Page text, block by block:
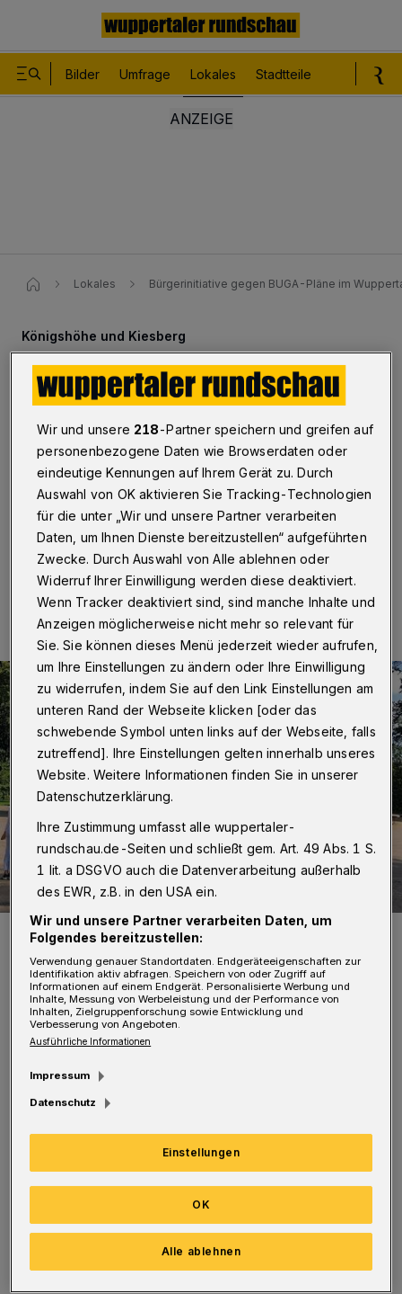
Bilder Umfrage Lokales Stadtteile
Lokales Bürgerinitiative gegen BUGA-Pläne im
Königshöhe und Kiesberg
Bürgerinitiative gegen BUGA-
Pläne im Westen
Wuppertal·In Wuppertal hat sich eine „Bürgerinitiative
zum Schutz der Königshöhe / des Kiesbergs“
gegründet. Ziel ist, die Bereiche aus den Plänen für eine
Bundesgartenschau in Wuppertal zu streichen.
21.09.2021 , 17:39 Uhr Eine Minute Lesezeit
Der Von der Heydt-Turm vor der Königshöhe auf dem Kiesberg.
„Die Einbeziehung des Areals bringt
erhebliche Eingriffe in Fauna und Flora mit
Zerstörung des historischen Waldparks
führen. Zusätzlich entstehen den Wuppertaler
Bürgerinnen und Bürgern im Nachgang
finanzielle Mehrkosten durch Brücken- und
Parkinstandhaltung, die nicht durch das
Wir und unsere 218-Partner speichern und greifen auf
personenbezogene Daten wie Browserdaten oder
eindeutige Kennungen auf Ihrem Gerät zu. Durch
Auswahl von OK aktivieren Sie Tracking-Technologien
für die unter „Wir und unsere Partner verarbeiten
Daten, um Ihnen Dienste bereitzustellen“ aufgeführten
Zwecke. Durch Auswahl von Alle ablehnen oder
Widerruf Ihrer Einwilligung werden diese deaktiviert.
Wenn Tracker deaktiviert sind, sind manche Inhalte und
Anzeigen möglicherweise nicht mehr so relevant für
Sie. Sie können dieses Menü jederzeit wieder aufrufen,
um Ihre Einstellungen zu ändern oder Ihre Einwilligung
zu widerrufen, indem Sie auf den Link Einstellungen am
unteren Rand der Webseite klicken [oder das
schwebende Symbol unten links auf der Webseite, falls
zutreffend]. Ihre Einstellungen gelten innerhalb unseres
Website. Weitere Informationen finden Sie in unserer
Datenschutzerklärung.
Ihre Zustimmung umfasst alle wuppertaler-
rundschau.de-Seiten und schließt gem. Art. 49 Abs. 1 S.
1 lit. a DSGVO auch die Datenverarbeitung außerhalb
des EWR, z.B. in den USA ein.
Wir und unsere Partner verarbeiten Daten, um
Folgendes bereitzustellen:
Verwendung genauer Standortdaten. Endgeräteeigenschaften zur
Identifikation aktiv abfragen. Speichern von oder Zugriff auf
Informationen auf einem Endgerät. Personalisierte Werbung und
Inhalte, Messung von Werbeleistung und der Performance von
Inhalten, Zielgruppenforschung sowie Entwicklung und
Verbesserung von Angeboten.
Ausführliche Informationen
Impressum
Datenschutz
Einstellungen
Alle ablehnen
OK